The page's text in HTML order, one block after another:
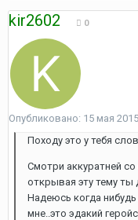
kir2602 0
Опубликовано: 15 мая 2015
Походу это у тебя
Смотри аккуратней
открывая эту тему
Надеюсь когда
мне..это эдакий